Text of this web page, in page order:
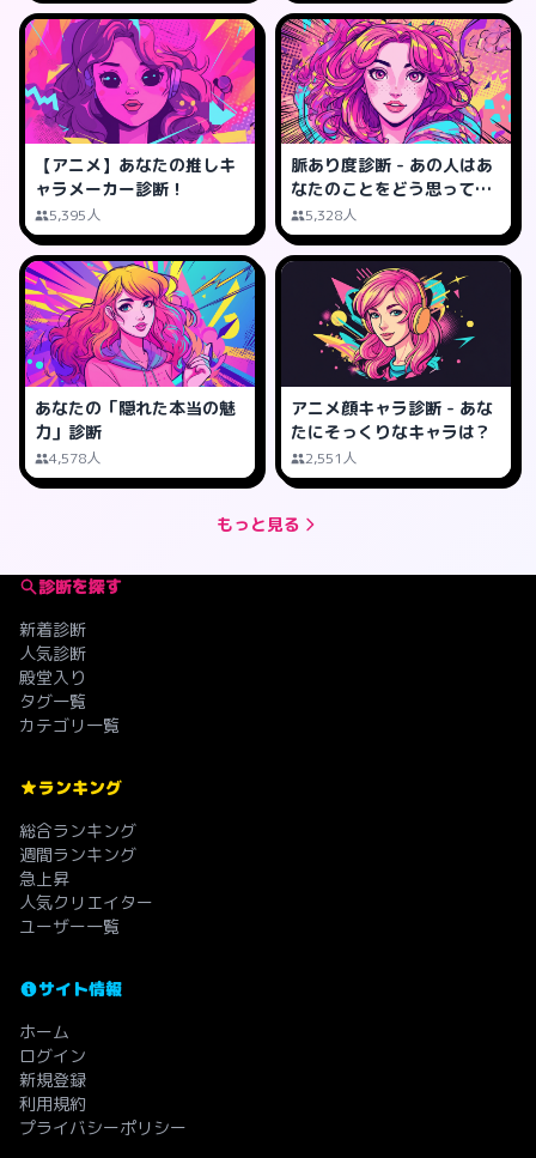
【アニメ】あなたの推しキ
ャラメーカー診断！
5,395人
脈あり度診断 - あの人はあ
なたのことをどう思って
る？5,328人
あなたの「隠れた本当の魅
力」診断
4,578人
アニメ顔キャラ診断 - あな
たにそっくりなキャラは？
2,551人
もっと見る
診断を探す
新着診断
人気診断
殿堂入り
タグ一覧
カテゴリ一覧
ランキング
総合ランキング
週間ランキング
急上昇
人気クリエイター
ユーザー一覧
サイト情報
ホーム
ログイン
新規登録
利用規約
プライバシーポリシー